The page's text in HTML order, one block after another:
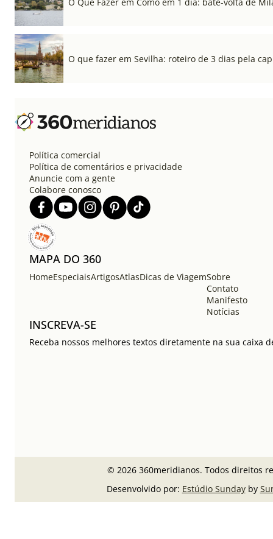
O que fazer em Sevilha: roteiro de 3 dias pela
Política comercial
Política de comentários e privacidade
Anuncie com a gente
Colabore conosco
MAPA DO 360
HomeEspeciaisArtigosAtlasDicas de ViagemSobre
Contato
Manifesto
Notícias
INSCREVA-SE
Receba nossos melhores textos diretamente na sua caixa
© 2026 360meridianos. Todos direitos
Desenvolvido por: Estúdio Sundayby